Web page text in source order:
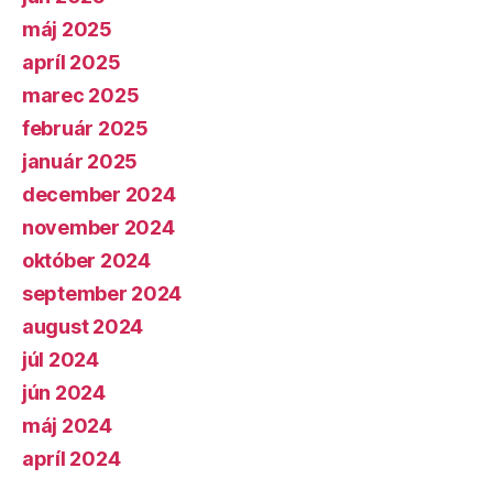
máj 2025
apríl 2025
marec 2025
február 2025
január 2025
december 2024
november 2024
október 2024
september 2024
august 2024
júl 2024
jún 2024
máj 2024
apríl 2024